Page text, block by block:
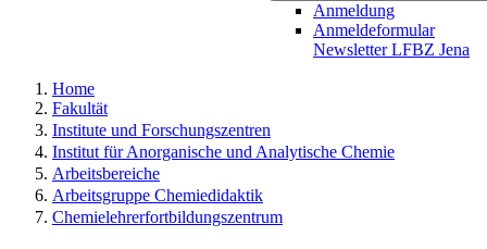
Anmeldung
Anmeldeformular
Newsletter LFBZ Jena
Home
Fakultät
Institute und Forschungszentren
Institut für Anorganische und Analytische Chemie
Arbeitsbereiche
Arbeitsgruppe Chemiedidaktik
Chemielehrerfortbildungszentrum